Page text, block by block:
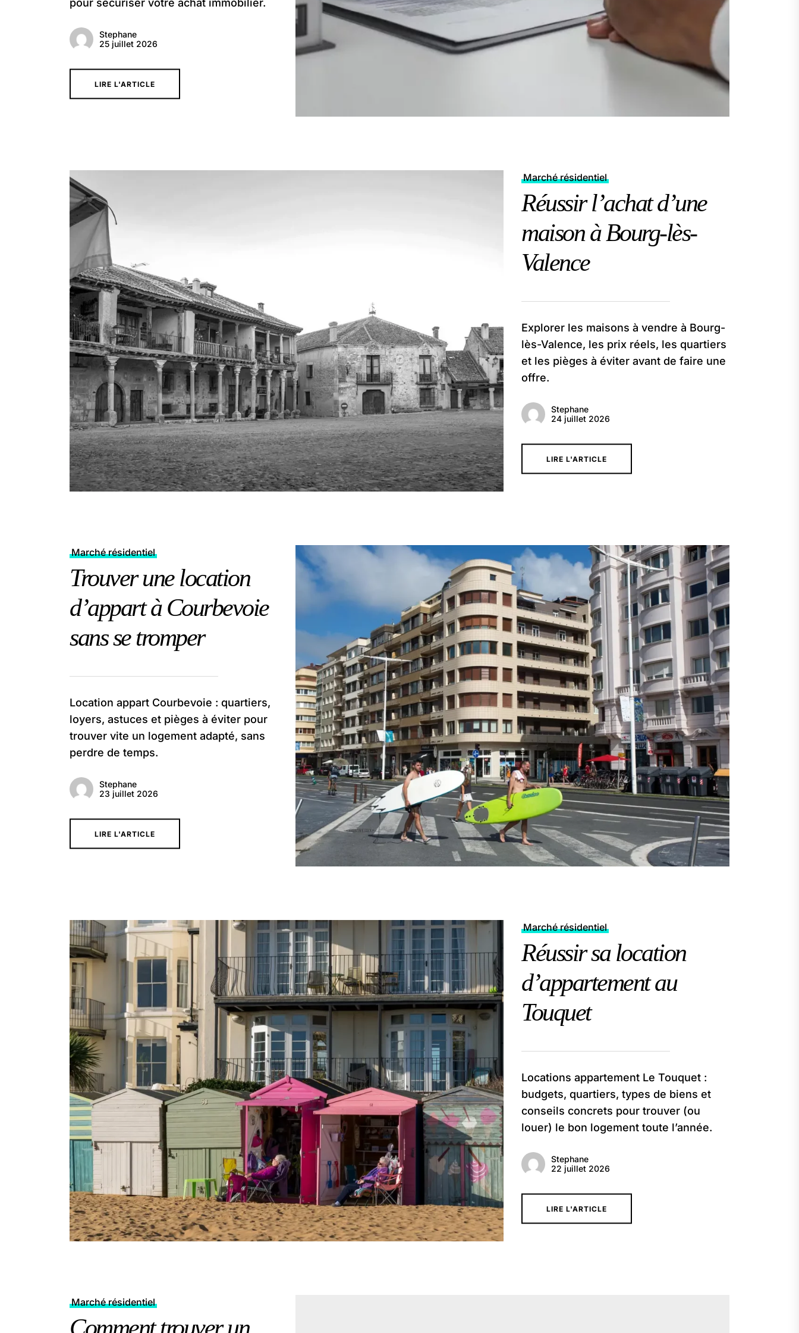
Stephane
25 juillet 2026
LIRE L'ARTICLE
Marché résidentiel
Réussir l’achat d’une
maison à Bourg-lès-
Valence
Explorer les maisons à vendre à Bourg-
lès-Valence, les prix réels, les quartiers
et les pièges à éviter avant de faire une
offre.
Stephane
24 juillet 2026
LIRE L'ARTICLE
Marché résidentiel
Trouver une location
d’appart à Courbevoie
sans se tromper
Location appart Courbevoie : quartiers,
loyers, astuces et pièges à éviter pour
trouver vite un logement adapté, sans
perdre de temps.
Stephane
23 juillet 2026
LIRE L'ARTICLE
Marché résidentiel
Réussir sa location
d’appartement au
Touquet
Locations appartement Le Touquet :
budgets, quartiers, types de biens et
conseils concrets pour trouver (ou
louer) le bon logement toute l’année.
Stephane
22 juillet 2026
LIRE L'ARTICLE
Marché résidentiel
Comment trouver un